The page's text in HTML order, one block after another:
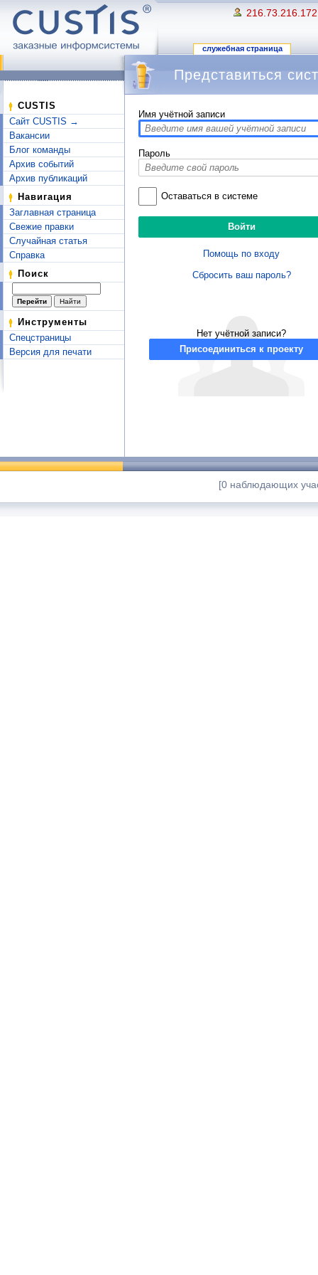
216.73.216.172
служебная страница
CUSTIS
Сайт CUSTIS →
Вакансии
Блог команды
Архив событий
Архив публикаций
Навигация
Заглавная страница
Свежие правки
Случайная статья
Справка
Поиск
Инструменты
Спецстраницы
Версия для печати
Представиться
Имя учётной записи
Пароль
Оставаться в системе
Помощь по входу
Сбросить ваш пароль?
Нет учётной записи?
Присоединиться к проекту
[0 наблюдающих